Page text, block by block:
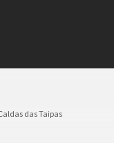
das Taipas